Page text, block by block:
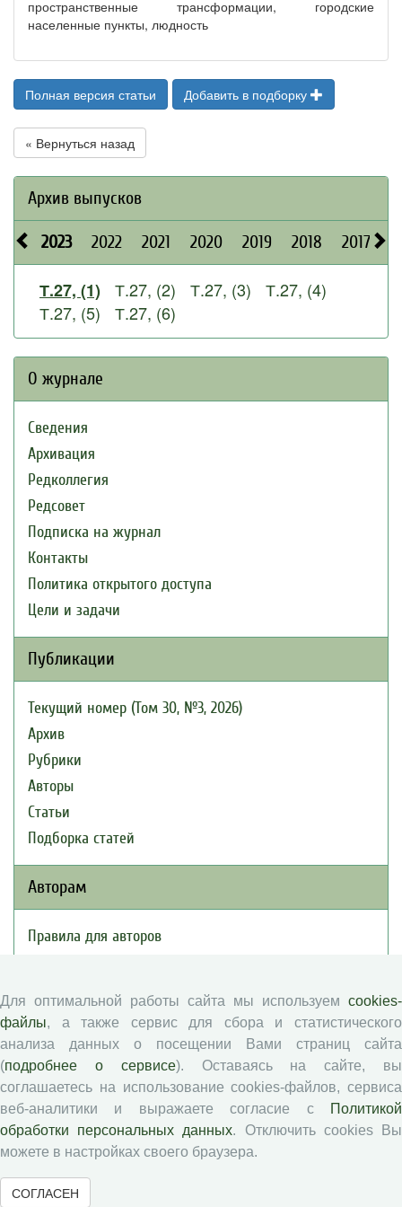
пространственные трансформации, городские
населенные пункты, людность
Полная версия статьи Добавить в подборку
« Вернуться назад
Архив выпусков
2023 2022 2021 2020 2019 2018 2017
Т.27, (1) Т.27, (2) Т.27, (3)
Т.27, (4)
Т.27, (5)
Т.27, (6)
О журнале
Сведения
Архивация
Редколлегия
Редсовет
Подписка на журнал
Контакты
Политика открытого доступа
Цели и задачи
Публикации
Текущий номер (Том 30, №3, 2026)
Архив
Рубрики
Авторы
Статьи
Подборка статей
Авторам
Правила для авторов
Согласие на обработку персональных данных
Авторские права
Рецензентам
Памятка рецензенту
Положение о рецензировании
Форма рецензии
Для оптимальной работы сайта мы используем cookies-
файлы, а также сервис для сбора и статистического
анализа данных о посещении Вами страниц сайта
(подробнее о сервисе). Оставаясь на сайте, вы
соглашаетесь на использование cookies-файлов, сервиса
веб-аналитики и выражаете согласие с
Политикой
обработки персональных данных. Отключить cookies Вы
можете в настройках своего браузера.
СОГЛАСЕН